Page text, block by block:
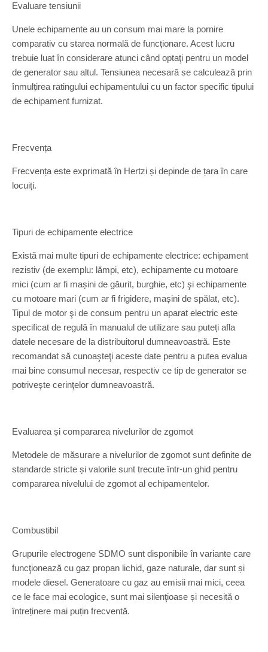
Evaluare tensiunii
Unele echipamente au un consum mai mare la pornire
comparativ cu starea normală de funcționare. Acest lucru
trebuie luat în considerare atunci când optaţi pentru un model
de generator sau altul. Tensiunea necesară se calculează prin
înmulțirea ratingului echipamentului cu un factor specific tipului
de echipament furnizat.
Frecvența
Frecvența este exprimată în Hertzi și depinde de țara în care
locuiți.
Tipuri de echipamente electrice
Există mai multe tipuri de echipamente electrice: echipament
rezistiv (de exemplu: lămpi, etc), echipamente cu motoare
mici (cum ar fi mașini de găurit, burghie, etc) şi echipamente
cu motoare mari (cum ar fi frigidere, mașini de spălat, etc).
Tipul de motor şi de consum pentru un aparat electric este
specificat de regulă în manualul de utilizare sau puteți afla
datele necesare de la distribuitorul dumneavoastră. Este
recomandat să cunoaşteţi aceste date pentru a putea evalua
mai bine consumul necesar, respectiv ce tip de generator se
potriveşte cerinţelor dumneavoastră.
Evaluarea și compararea nivelurilor de zgomot
Metodele de măsurare a nivelurilor de zgomot sunt definite de
standarde stricte și valorile sunt trecute într-un ghid pentru
compararea nivelului de zgomot al echipamentelor.
Combustibil
Grupurile electrogene SDMO sunt disponibile în variante care
funcţionează cu gaz propan lichid, gaze naturale, dar sunt și
modele diesel. Generatoare cu gaz au emisii mai mici, ceea
ce le face mai ecologice, sunt mai silenţioase și necesită o
întreținere mai puțin frecventă.